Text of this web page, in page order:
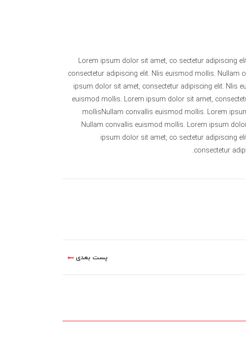
Lorem ipsum dolor sit amet, co sectetur adipiscing
consectetur adipiscing elit. Nlis euismod mollis.
ipsum dolor sit amet, consectetur adipiscing elit. Nlis
euismod mollis. Lorem ipsum dolor sit amet,
mollisNullam convallis euismod mollis. Lorem
Nullam convallis euismod mollis. Lorem ipsum
ipsum dolor sit amet, co sectetur adipiscing
consectetur
پست بعدی